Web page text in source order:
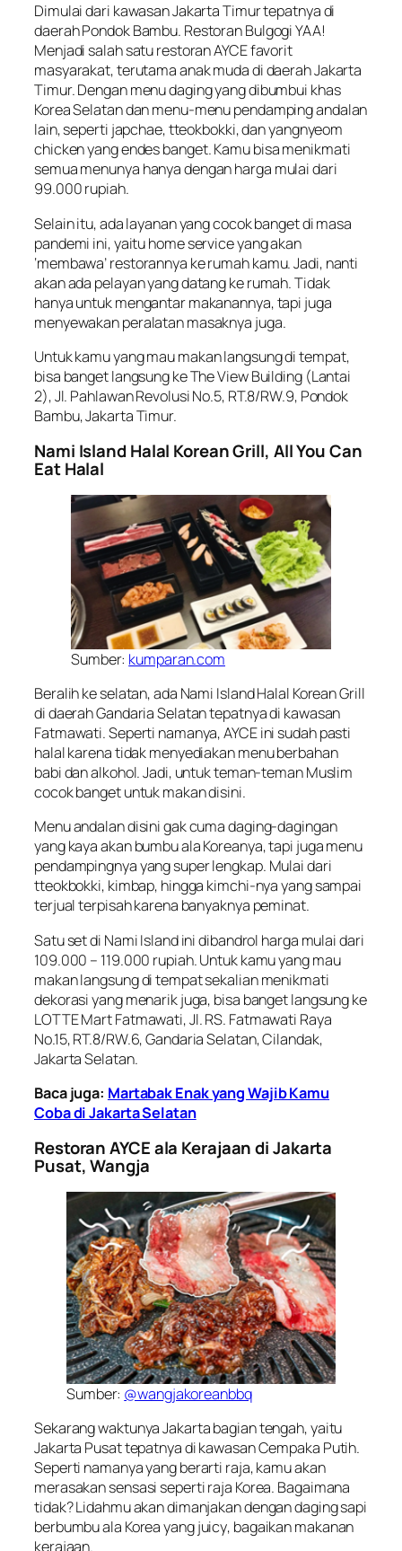
Dimulai dari kawasan Jakarta Timur tepatnya di
daerah Pondok Bambu. Restoran Bulgogi YAA!
Menjadi salah satu restoran AYCE favorit
masyarakat, terutama anak muda di daerah Jakarta
Timur. Dengan menu daging yang dibumbui khas
Korea Selatan dan menu-menu pendamping andalan
lain, seperti japchae, tteokbokki, dan yangnyeom
chicken yangendes banget. Kamu bisa menikmati
semua menunya hanya dengan harga mulai dari
99.000 rupiah.
Selain itu, ada layanan yang cocok banget di masa
pandemi ini, yaituhome serviceyang akan
‘membawa’ restorannya ke rumah kamu. Jadi, nanti
akan ada pelayan yang datang ke rumah. Tidak
hanya untuk mengantar makanannya, tapi juga
menyewakan peralatan masaknya juga.
Untuk kamu yang mau makan langsung di tempat,
bisa banget langsung ke The View Building (Lantai
2), Jl. Pahlawan Revolusi No.5, RT.8/RW.9, Pondok
Bambu, Jakarta Timur.
Nami Island Halal Korean Grill, All You Can
Eat Halal
Sumber: kumparan.com
Beralih ke selatan, ada Nami Island Halal Korean Grill
di daerah Gandaria Selatan tepatnya di kawasan
Fatmawati. Seperti namanya, AYCE ini sudah pasti
halal karena tidak menyediakan menu berbahan
babi dan alkohol. Jadi, untuk teman-teman Muslim
cocok banget untuk makan disini.
Menu andalan disini gak cuma daging-dagingan
yang kaya akan bumbu ala Koreanya, tapi juga menu
pendampingnya yang super lengkap. Mulai dari
tteokbokki, kimbap, hingga kimchi-nya yang sampai
terjual terpisah karena banyaknya peminat.
Satu set di Nami Island ini dibandrol harga mulai dari
109.000 – 119.000 rupiah. Untuk kamu yang mau
makan langsung di tempat sekalian menikmati
dekorasi yang menarik juga, bisa banget langsung ke
LOTTE Mart Fatmawati, Jl. RS. Fatmawati Raya
No.15, RT.8/RW.6, Gandaria Selatan, Cilandak,
Jakarta Selatan.
Baca juga: Martabak Enak yang Wajib Kamu
Coba di Jakarta Selatan
Restoran AYCE ala Kerajaan di Jakarta
Pusat, Wangja
Sumber: @wangjakoreanbbq
Sekarang waktunya Jakarta bagian tengah, yaitu
Jakarta Pusat tepatnya di kawasan Cempaka Putih.
Seperti namanya yang berarti raja, kamu akan
merasakan sensasi seperti raja Korea. Bagaimana
tidak? Lidahmu akan dimanjakan dengan daging sapi
berbumbu ala Korea yangjuicy, bagaikan makanan
kerajaan.